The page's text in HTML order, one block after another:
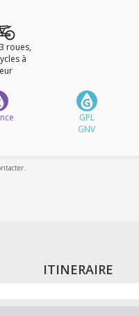
roues,
à
GPL
GNV
ITINERAIRE